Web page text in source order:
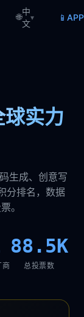
🌐
中
文
▾ 📱
实力
生成、创意写
分排名，数据
。
商
88.5K
总投票数